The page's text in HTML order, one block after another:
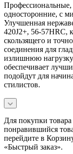
односторонние, с
Улучшенная
420J2+, 56-57HRC,
скользящего и
соединения для
излишнюю
обеспечивает
подойдут для
стилистов.
Для покупки
понравившийся
перейдите в
«Быстрый заказ».